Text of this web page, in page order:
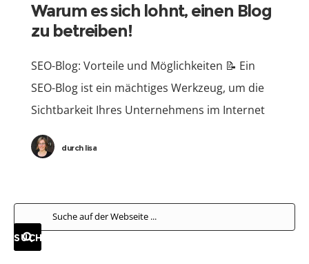
Warum es sich lohnt, einen Blog
zu betreiben!
SEO-Blog: Vorteile und Möglichkeiten 📝 Ein
SEO-Blog ist ein mächtiges Werkzeug, um die
Sichtbarkeit Ihres Unternehmens im Internet
zu erhöhen und mehr qualifizierte Besucher
auf Ihre Website zu lenken. Durch
durchlisa